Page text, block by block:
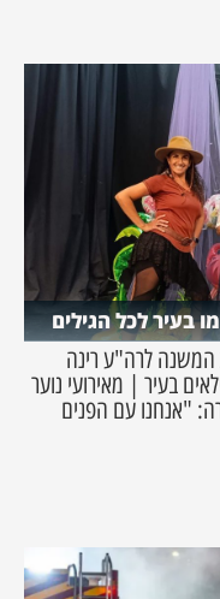
בעיר לכל הגילים
לרה"ע רינה
בעיר | מאירועי נוער
"אנחנו עם הפנים